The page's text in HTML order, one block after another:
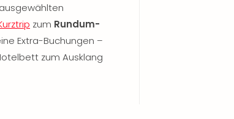
zum Rundum-
Extra-Buchungen –
zum Ausklang